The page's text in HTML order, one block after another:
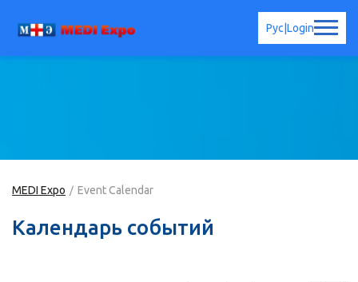
Login
Рус
MEDI Expo Event Calendar
Календарь событий